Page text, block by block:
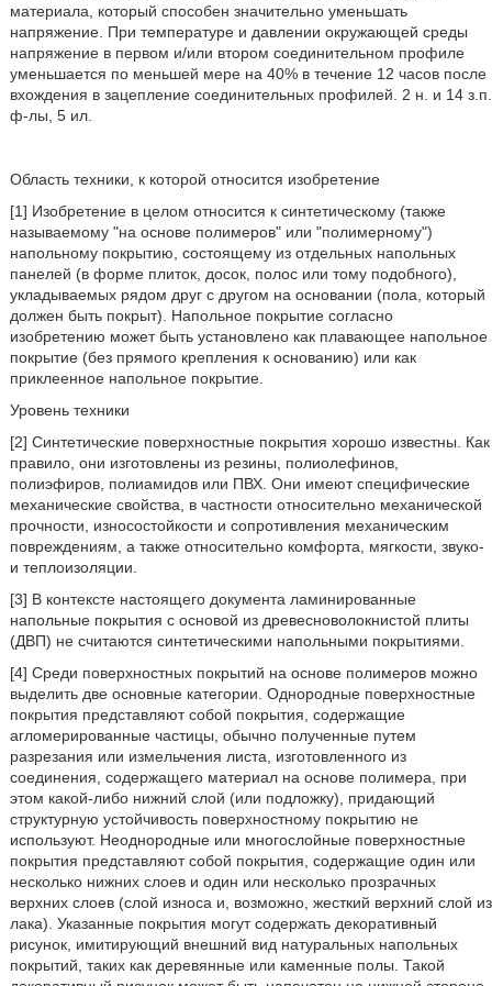
материала, который способен значительно уменьшать
напряжение. При температуре и давлении окружающей среды
напряжение в первом и/или втором соединительном профиле
уменьшается по меньшей мере на 40% в течение 12 часов после
вхождения в зацепление соединительных профилей. 2 н. и 14 з.п.
ф-лы, 5 ил.
Область техники, к которой относится изобретение
[1] Изобретение в целом относится к синтетическому (также
называемому "на основе полимеров" или "полимерному")
напольному покрытию, состоящему из отдельных напольных
панелей (в форме плиток, досок, полос или тому подобного),
укладываемых рядом друг с другом на основании (пола, который
должен быть покрыт). Напольное покрытие согласно
изобретению может быть установлено как плавающее напольное
покрытие (без прямого крепления к основанию) или как
приклеенное напольное покрытие.
Уровень техники
[2] Синтетические поверхностные покрытия хорошо известны. Как
правило, они изготовлены из резины, полиолефинов,
полиэфиров, полиамидов или ПВХ. Они имеют специфические
механические свойства, в частности относительно механической
прочности, износостойкости и сопротивления механическим
повреждениям, а также относительно комфорта, мягкости, звуко-
и теплоизоляции.
[3] В контексте настоящего документа ламинированные
напольные покрытия с основой из древесноволокнистой плиты
(ДВП) не считаются синтетическими напольными покрытиями.
[4] Среди поверхностных покрытий на основе полимеров можно
выделить две основные категории. Однородные поверхностные
покрытия представляют собой покрытия, содержащие
агломерированные частицы, обычно полученные путем
разрезания или измельчения листа, изготовленного из
соединения, содержащего материал на основе полимера, при
этом какой-либо нижний слой (или подложку), придающий
структурную устойчивость поверхностному покрытию не
используют. Неоднородные или многослойные поверхностные
покрытия представляют собой покрытия, содержащие один или
несколько нижних слоев и один или несколько прозрачных
верхних слоев (слой износа и, возможно, жесткий верхний слой из
лака). Указанные покрытия могут содержать декоративный
рисунок, имитирующий внешний вид натуральных напольных
покрытий, таких как деревянные или каменные полы. Такой